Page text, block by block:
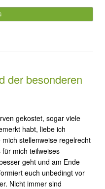
der besonderen
gekostet, sogar viele
habt, liebe ich
stellenweise regelrecht
mich teilweises
geht und am Ende
euch unbedingt vor
Nicht immer sind